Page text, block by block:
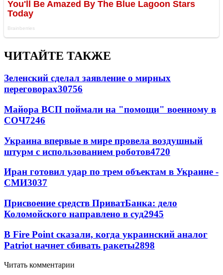
ЧИТАЙТЕ ТАКЖЕ
Зеленский сделал заявление о мирных
переговорах30756
Майора ВСП поймали на "помощи" военному в
СОЧ7246
Украина впервые в мире провела воздушный
штурм с использованием роботов4720
Иран готовил удар по трем объектам в Украине -
СМИ3037
Присвоение средств ПриватБанка: дело
Коломойского направлено в суд2945
В Fire Point сказали, когда украинский аналог
Patriot начнет сбивать ракеты2898
Читать комментарии